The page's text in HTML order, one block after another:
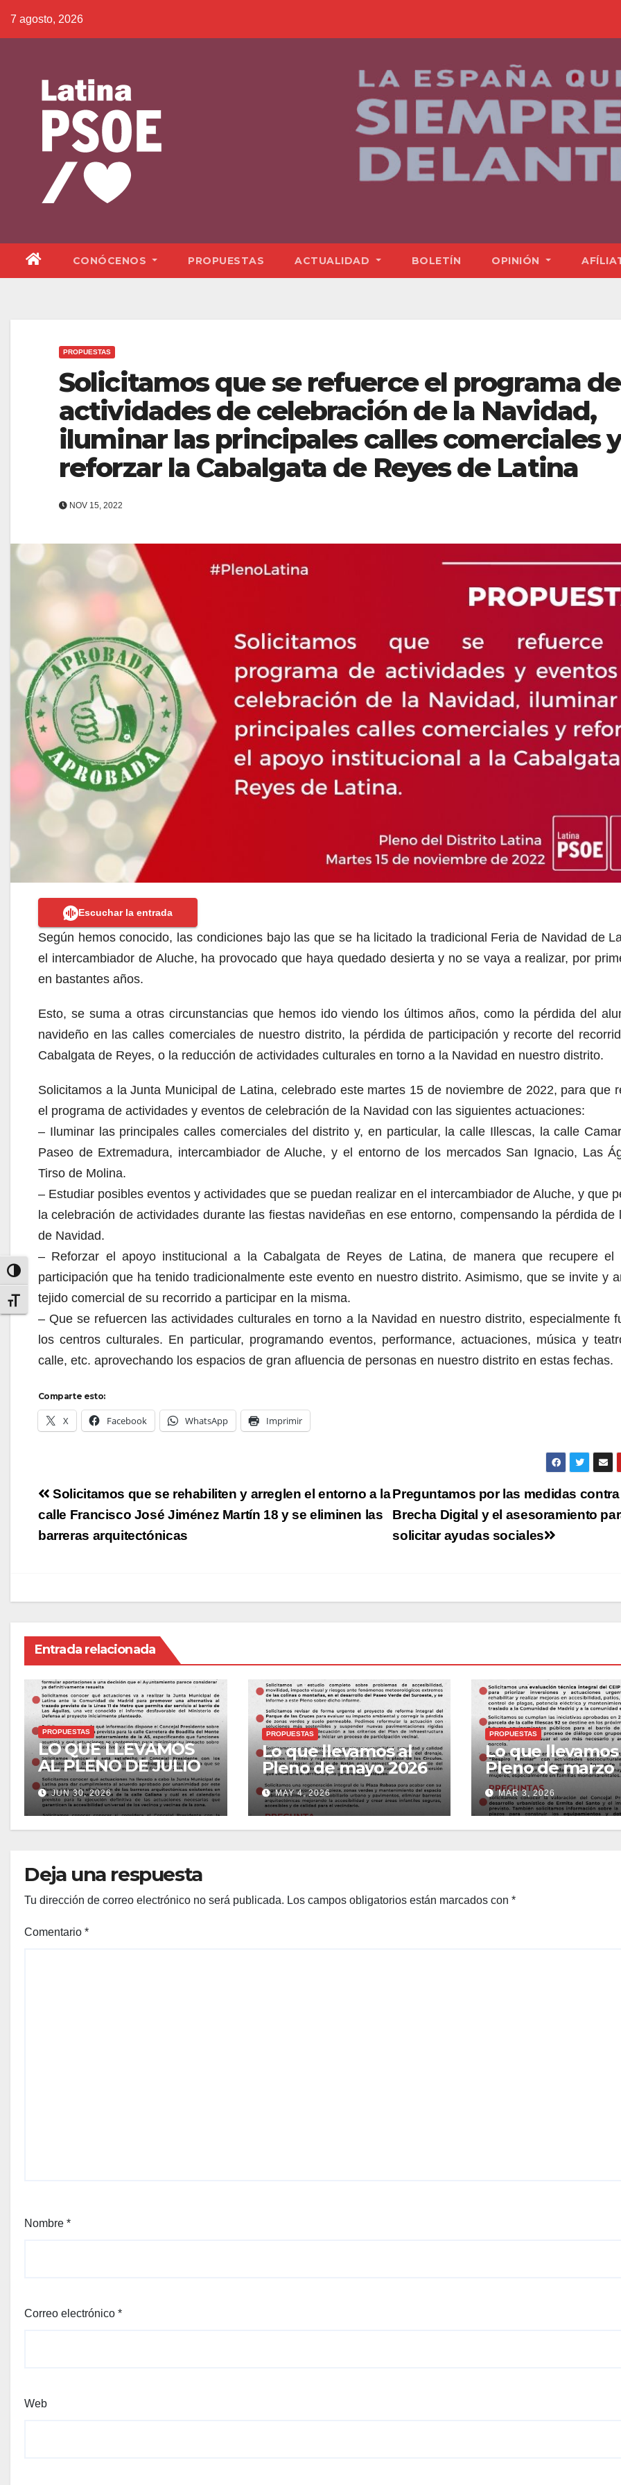
Alternar alto contraste
Alternar tamaño de letra
7 agosto, 2026
CONÓCENOS PROPUESTAS ACTUALIDAD BOLETÍN OPINIÓN
PROPUESTAS
Solicitamos que se refuerce el programa de
actividades de celebración de la Navidad,
iluminar las principales calles comerciales
reforzar la Cabalgata de Reyes de Latina
NOV 15, 2022
Escuchar la entrada
Según hemos conocido, las condiciones bajo las que se ha licitado la tradicional Feria de Navidad de
el intercambiador de Aluche, ha provocado que haya quedado desierta y no se vaya a realizar, por
en bastantes años.
Esto, se suma a otras circunstancias que hemos ido viendo los últimos años, como la pérdida del
navideño en las calles comerciales de nuestro distrito, la pérdida de participación y recorte del
Cabalgata de Reyes, o la reducción de actividades culturales en torno a la Navidad en nuestro distrito.
Solicitamos a la Junta Municipal de Latina, celebrado este martes 15 de noviembre de 2022, para que
el programa de actividades y eventos de celebración de la Navidad con las siguientes actuaciones:
– Iluminar las principales calles comerciales del distrito y, en particular, la calle Illescas, la calle
Paseo de Extremadura, intercambiador de Aluche, y el entorno de los mercados San Ignacio, Las
Tirso de Molina.
– Estudiar posibles eventos y actividades que se puedan realizar en el intercambiador de Aluche, y que
la celebración de actividades durante las fiestas navideñas en ese entorno, compensando la pérdida de
de Navidad.
– Reforzar el apoyo institucional a la Cabalgata de Reyes de Latina, de manera que recupere el
participación que ha tenido tradicionalmente este evento en nuestro distrito. Asimismo, que se invite y
tejido comercial de su recorrido a participar en la misma.
– Que se refuercen las actividades culturales en torno a la Navidad en nuestro distrito, especialmente
los centros culturales. En particular, programando eventos, performance, actuaciones, música y
calle, etc. aprovechando los espacios de gran afluencia de personas en nuestro distrito en estas fechas.
Comparte esto:
X Facebook WhatsApp Imprimir
Navegación
de
entradas
Preguntamos por las medidas contra
Brecha Digital y el asesoramiento
solicitar ayudas sociales
Solicitamos que se rehabiliten y arreglen el entorno a la
calle Francisco José Jiménez Martín 18 y se eliminen las
barreras arquitectónicas
Entrada relacionada
PROPUESTAS
LO QUE LLEVAMOS
AL PLENO DE JULIO
DE 2026
JUN 30, 2026
PROPUESTAS
Lo que llevamos al
Pleno de mayo 2026
MAY 4, 2026
PROPUESTAS
Lo que llevamos
Pleno de marzo
MAR 3, 2026
Deja una respuesta
Tu dirección de correo electrónico no será publicada. Los campos obligatorios están marcados con *
Comentario *
Nombre *
Correo electrónico *
Web